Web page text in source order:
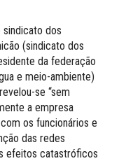
sindicato dos
(sindicato dos
da federação
e meio-ambiente)
se “sem
a empresa
os funcionários e
das redes
efeitos catastróficos